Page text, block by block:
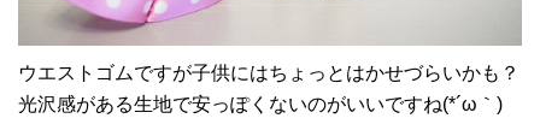
ウエストゴムですが子供にはちょっとはかせづらいかも？
光沢感がある生地で安っぽくないのがいいですね(*´ω｀)